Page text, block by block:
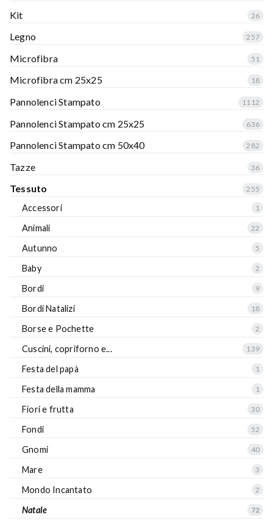
Kit 26
Legno 257
Microfibra 51
Microfibra cm 25x25 18
Pannolenci Stampato 1112
Pannolenci Stampato cm 25x25 636
Pannolenci Stampato cm 50x40 282
Tazze 36
Tessuto 255
Accessori 1
Animali 22
Autunno 5
Baby 2
Bordi 9
Bordi Natalizi 18
Borse e Pochette 2
Cuscini, copriforno e... 139
Festa del papà 1
Festa della mamma 1
Fiori e frutta 30
Fondi 52
Gnomi 40
Mare 3
Mondo Incantato 2
Natale 72